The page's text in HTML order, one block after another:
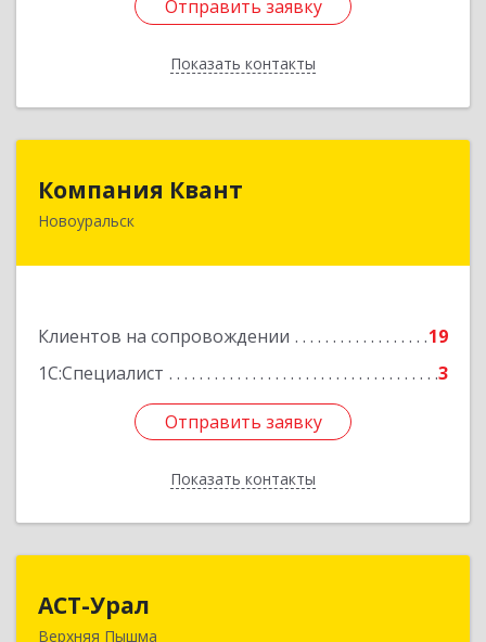
Отправить заявку
Показать контакты
Отправить заявку
Назад
Компания Квант
Новоуральск
Клиентов на сопровождении
19
1С:Специалист
3
Отправить заявку
Показать контакты
624130, Свердловская обл, Новоуральск г,
Отправить заявку
Назад
АСТ-Урал
Верхняя Пышма